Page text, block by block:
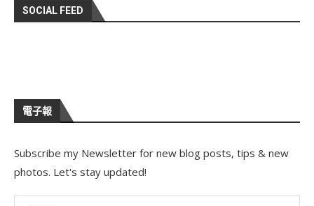
SOCIAL FEED
電子報
Subscribe my Newsletter for new blog posts, tips & new
photos. Let's stay updated!